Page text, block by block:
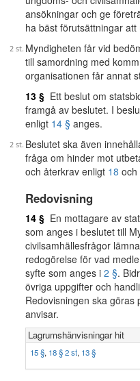
ansökningar och ge
ha bäst förutsättningar
Myndigheten får vid
till samordning med
organisationen får annat
13 § Ett beslut om
framgå av beslutet. I
enligt 14 § anges.
Beslutet ska även
fråga om hinder mot
och återkrav enligt 18 och
Redovisning
14 § En mottagare av
som anges i beslutet till
civilsamhällesfrågor
redogörelse för vad
syfte som anges i 2 §.
övriga uppgifter och
Redovisningen ska göras
anvisar.
Lagrumshänvisningar hit
15 §, 18 § 2 st, 13 §